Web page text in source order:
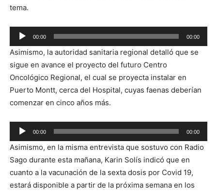
tema.
Reproductor
de
audio
00:00 00:00
Asimismo, la autoridad sanitaria regional detalló que se
sigue en avance el proyecto del futuro Centro
Oncológico Regional, el cual se proyecta instalar en
Puerto Montt, cerca del Hospital, cuyas faenas deberían
comenzar en cinco años más.
Reproductor
de
audio
00:00 00:00
Asimismo, en la misma entrevista que sostuvo con Radio
Sago durante esta mañana, Karin Solís indicó que en
cuanto a la vacunación de la sexta dosis por Covid 19,
estará disponible a partir de la próxima semana en los